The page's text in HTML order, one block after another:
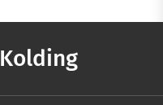
Kolding